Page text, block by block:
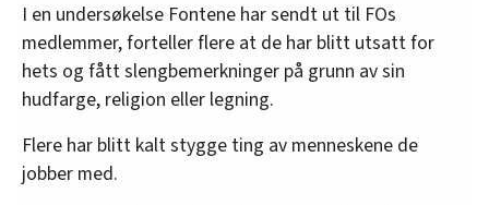
I en undersøkelse Fontene har sendt ut til FOs
medlemmer, forteller flere at de har blitt utsatt for
hets og fått slengbemerkninger på grunn av sin
hudfarge, religion eller legning.
Flere har blitt kalt stygge ting av menneskene de
jobber med.